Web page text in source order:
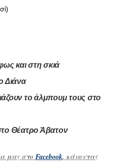
και στη σκιά
Διάνα
το άλμπουμ τους στο
Θέατρο Άβατον
μας στο Facebook, κάνοντας